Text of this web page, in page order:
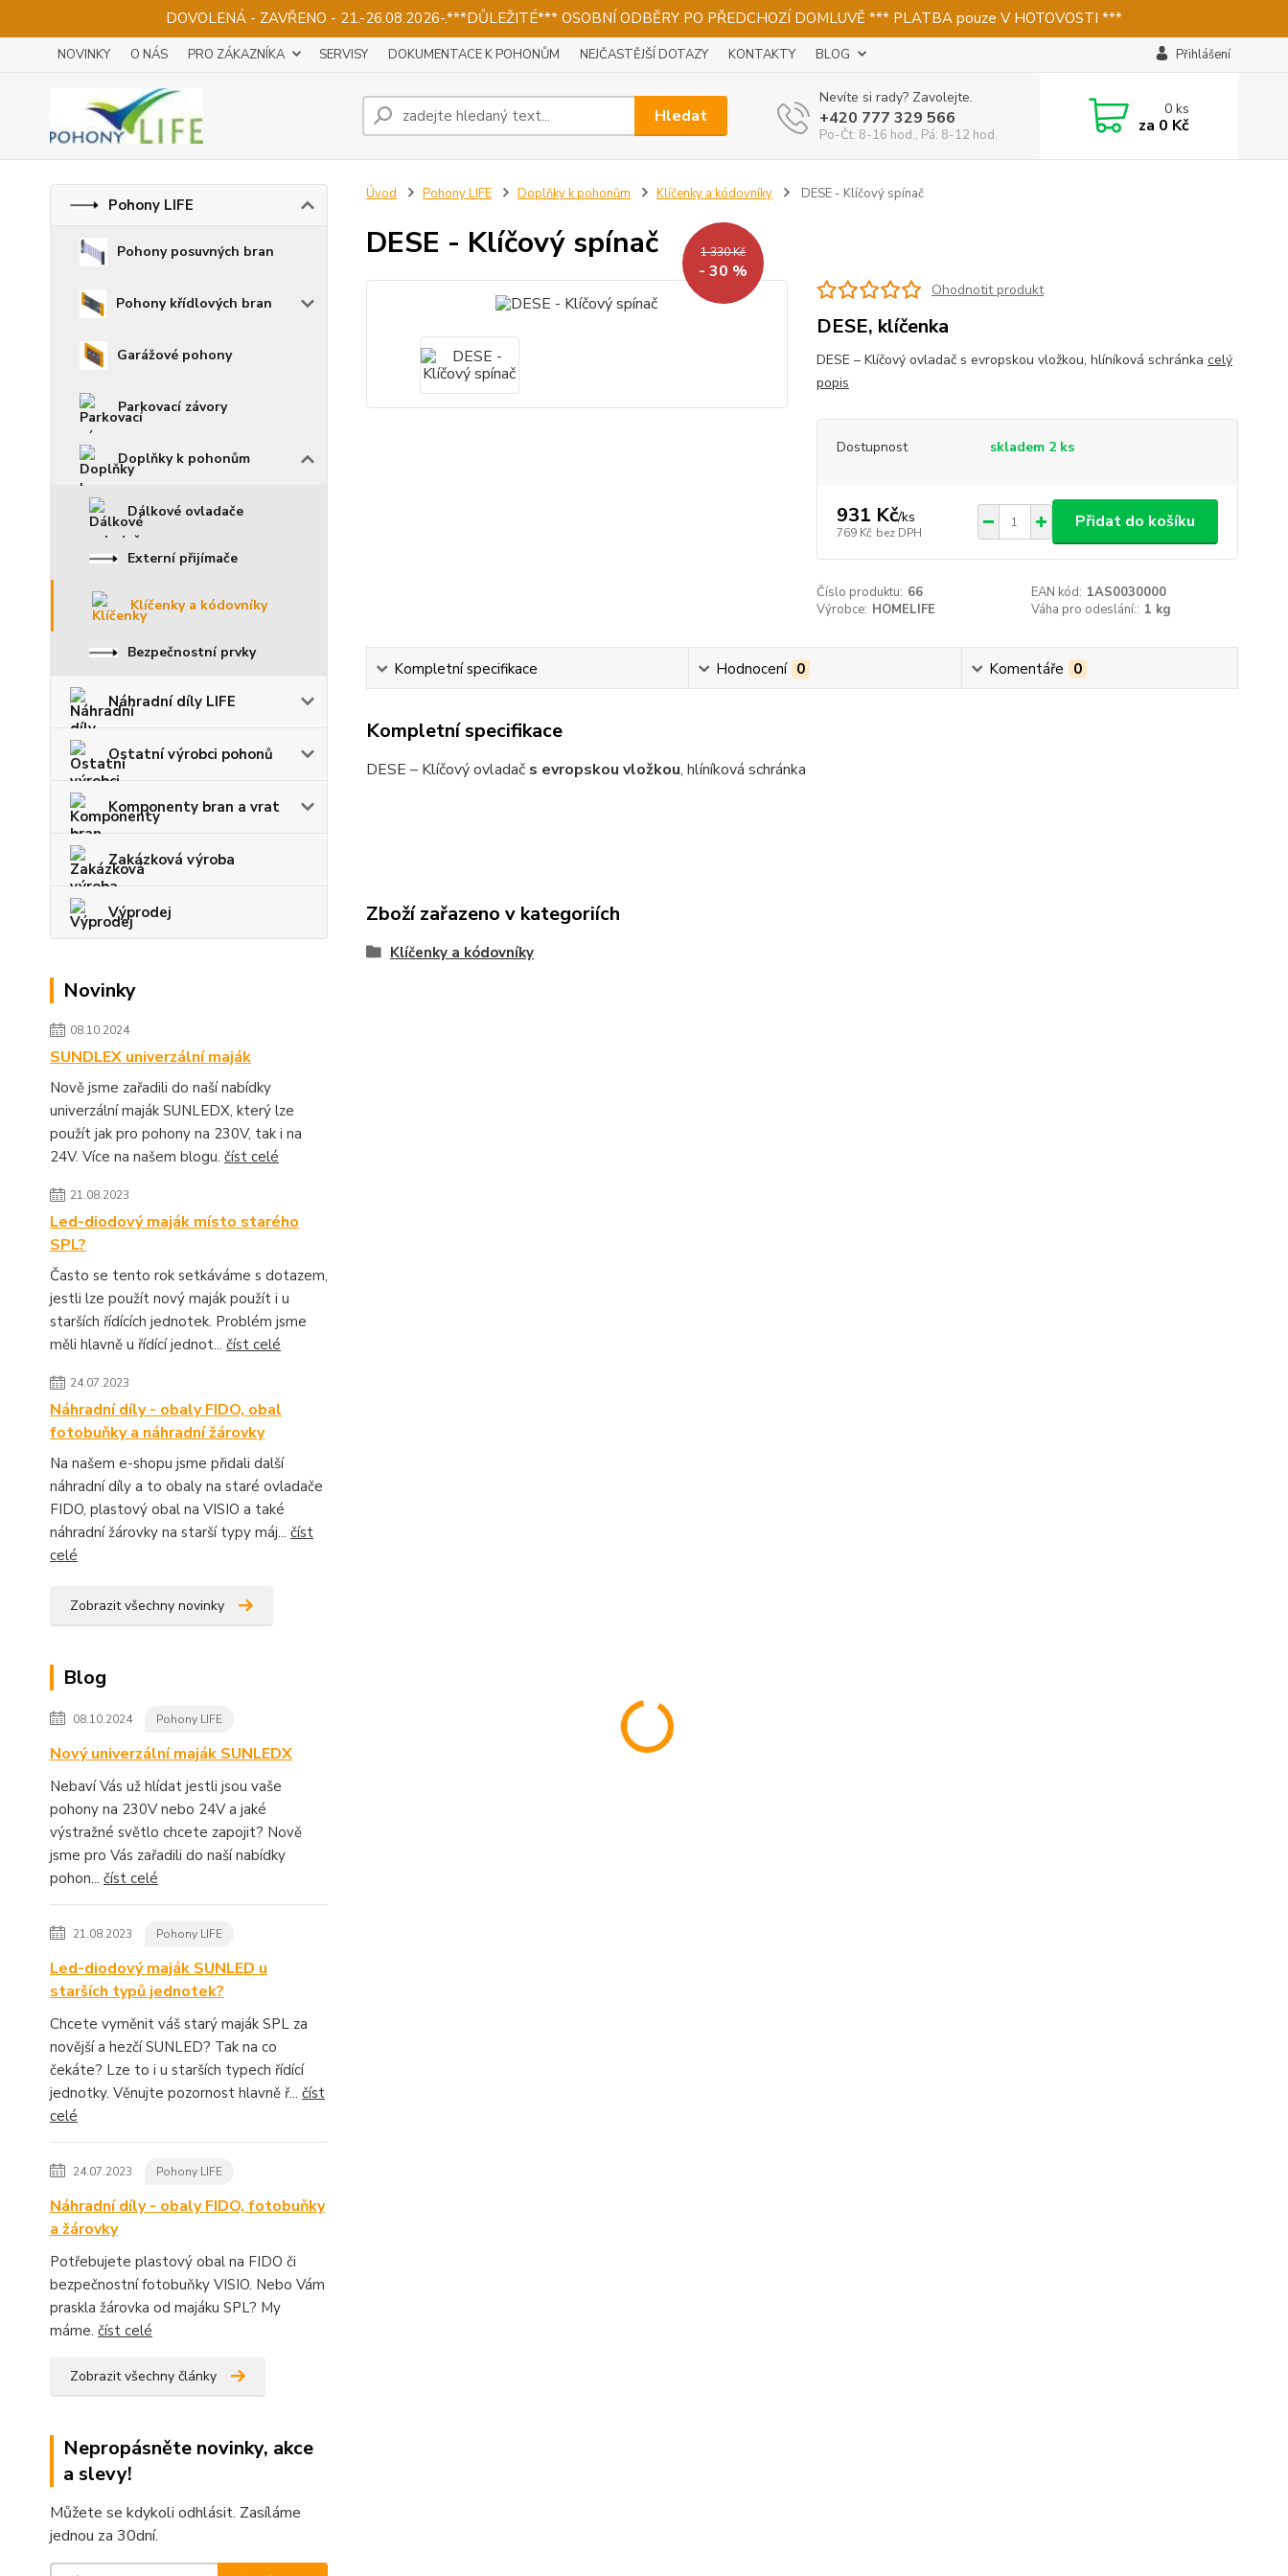
DOVOLENÁ - ZAVŘENO - 21.-26.08.2026-.***DŮLEŽITÉ*** OSOBNÍ ODBĚRY PO PŘEDCHOZÍ DOMLUVĚ *** PLATBA pouze V HOTOVOSTI ***
NOVINKY O NÁS PRO ZÁKAZNÍKA SERVISY DOKUMENTACE K POHONŮM NEJČASTĚJŠÍ DOTAZY KONTAKTY BLOG Přihlášení
Hledat
Nevíte si rady? Zavolejte.
+420 777 329 566
Po-Čt: 8-16 hod., Pá: 8-12 hod.
0ks
za 0 Kč
Pohony LIFE
Pohony posuvných bran
Pohony křídlových bran
Garážové pohony
Parkovací závory
Doplňky k pohonům
Dálkové ovladače
Externí přijímače
Klíčenky a kódovníky
Bezpečnostní prvky
Náhradní díly LIFE
Ostatní výrobci pohonů
Komponenty bran a vrat
Zakázková výroba
Výprodej
Novinky
08.10.2024
SUNDLEX univerzální maják
Nově jsme zařadili do naší nabídky
univerzální maják SUNLEDX, který lze
použít jak pro pohony na 230V, tak i na
24V. Více na našem blogu. číst celé
21.08.2023
Led-diodový maják místo starého
SPL?
Často se tento rok setkáváme s dotazem,
jestli lze použít nový maják použít i u
starších řídících jednotek. Problém jsme
měli hlavně u řídící jednot... číst celé
24.07.2023
Náhradní díly - obaly FIDO, obal
fotobuňky a náhradní žárovky
Na našem e-shopu jsme přidali další
náhradní díly a to obaly na staré ovladače
FIDO, plastový obal na VISIO a také
náhradní žárovky na starší typy máj... číst
celé
Zobrazit všechny novinky
Blog
08.10.2024 Pohony LIFE
Nový univerzální maják SUNLEDX
Nebaví Vás už hlídat jestli jsou vaše
pohony na 230V nebo 24V a jaké
výstražné světlo chcete zapojit? Nově
jsme pro Vás zařadili do naší nabídky
pohon... číst celé
21.08.2023 Pohony LIFE
Led-diodový maják SUNLED u
starších typů jednotek?
Chcete vyměnit váš starý maják SPL za
novější a hezčí SUNLED? Tak na co
čekáte? Lze to i u starších typech řídící
jednotky. Věnujte pozornost hlavně ř... číst
celé
24.07.2023 Pohony LIFE
Náhradní díly - obaly FIDO, fotobuňky
a žárovky
Potřebujete plastový obal na FIDO či
bezpečnostní fotobuňky VISIO. Nebo Vám
praskla žárovka od majáku SPL? My
máme. číst celé
Zobrazit všechny články
Nepropásněte novinky, akce
a slevy!
Můžete se kdykoli odhlásit. Zasíláme
jednou za 30dní.
Úvod Pohony LIFE Doplňky k pohonům Klíčenky a kódovníky DESE - Klíčový spínač
DESE - Klíčový spínač 1 330 Kč
- 30 %
Ohodnotit produkt
DESE, klíčenka
DESE – Klíčový ovladač s evropskou vložkou, hlíníková schránka celý
popis
Dostupnost skladem 2 ks
931 Kč/ks
769 Kč bez DPH
Přidat do košíku
Číslo produktu: 66 EAN kód: 1AS0030000
Výrobce: HOMELIFE Váha pro odeslání:: 1 kg
Kompletní specifikace Hodnocení 0 Komentáře 0
Kompletní specifikace
DESE – Klíčový ovladač s evropskou vložkou, hlíníková schránka
Zboží zařazeno v kategoriích
Klíčenky a kódovníky